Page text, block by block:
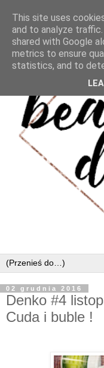
02 grudnia 2016
Denko #4
Cuda i buble !
This site uses
and to analyze
shared with Google
metrics to ensure
statistics, and to